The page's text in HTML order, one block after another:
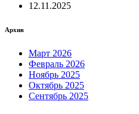
12.11.2025
Архив
Март 2026
Февраль 2026
Ноябрь 2025
Октябрь 2025
Сентябрь 2025